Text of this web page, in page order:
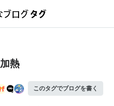
加熱
このタグでブログを書く